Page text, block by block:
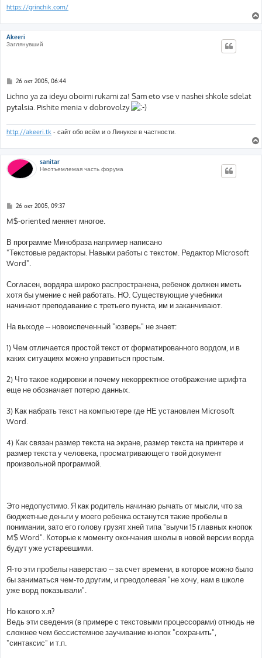
https://grinchik.com/
Akeeri
Заглянувший
С
о
б
щ
и
е
26 окт 2005, 06:44
Lichno ya za ideyu oboimi rukami za! Sam eto vse v nashei shkole sdelat
pytalsia. Pishite menia v dobrovolzy
http://akeeri.tk - сайт обо всём и о Линуксе в частности.
sanitar
Неотъемлемая часть форума
С
о
б
е
н
и
е
26 окт 2005, 09:37
M$-oriented меняет многое.
В программе Минобраза например написано
"Текстовые редакторы. Навыки работы с текстом. Редактор Microsoft
Word".
Согласен, вордяра широко распространена, ребенок должен иметь
хотя бы умение с ней работать. НО. Существующие учебники
начинают преподавание с третьего пункта, им и заканчивают.
На выходе -- новоиспеченный "юзверь" не знает:
1) Чем отличается простой текст от форматированного вордом, и в
каких ситуациях можно управиться простым.
2) Что такое кодировки и почему некорректное отображение шрифта
еще не обозначает потерю данных.
3) Как набрать текст на компьютере где НЕ установлен Microsoft
Word.
4) Как связан размер текста на экране, размер текста на принтере и
размер текста у человека, просматривающего твой документ
произвольной программой.
Это недопустимо. Я как родитель начинаю рычать от мысли, что за
бюджетные деньги у моего ребенка останутся такие пробелы в
понимании, зато его голову грузят хней типа "выучи 15 главных кнопок
M$ Word". Которые к моменту окончания школы в новой версии ворда
будут уже устаревшими.
Я-то эти пробелы наверстаю -- за счет времени, в которое можно было
бы заниматься чем-то другим, и преодолевая "не хочу, нам в школе
уже ворд показывали".
Но какого х.я?
Ведь эти сведения (в примере с текстовыми процессорами) отнюдь не
сложнее чем бессистемное заучивание кнопок "сохранить",
"синтаксис" и т.п.